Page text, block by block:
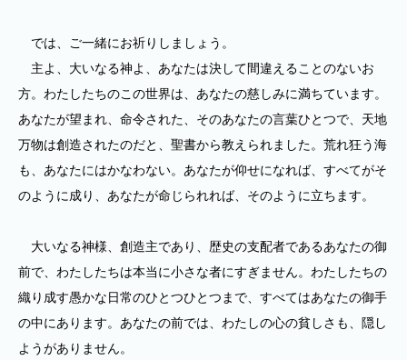
では、ご一緒にお祈りしましょう。
主よ、大いなる神よ、あなたは決して間違えることのないお
方。わたしたちのこの世界は、あなたの慈しみに満ちています。
あなたが望まれ、命令された、そのあなたの言葉ひとつで、天地
万物は創造されたのだと、聖書から教えられました。荒れ狂う海
も、あなたにはかなわない。あなたが仰せになれば、すべてがそ
のように成り、あなたが命じられれば、そのように立ちます。
大いなる神様、創造主であり、歴史の支配者であるあなたの御
前で、わたしたちは本当に小さな者にすぎません。わたしたちの
織り成す愚かな日常のひとつひとつまで、すべてはあなたの御手
の中にあります。あなたの前では、わたしの心の貧しさも、隠し
ようがありません。